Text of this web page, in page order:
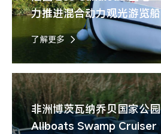
力推进混合动力观光游览船
了解更多
非洲博茨瓦纳乔贝国家公园
Aliboats Swamp Cruiser